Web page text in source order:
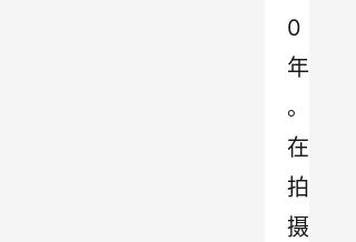
0
年
。
在
拍
摄